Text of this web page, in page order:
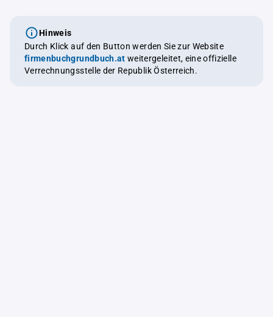
Hinweis
Durch Klick auf den Button werden Sie zur Website
firmenbuchgrundbuch.at weitergeleitet, eine offizielle
Verrechnungsstelle der Republik Österreich.